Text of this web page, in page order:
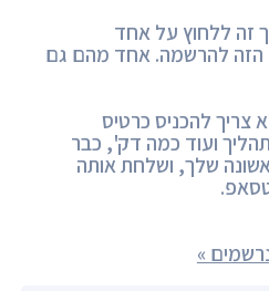
זה ללחוץ על אחד
הזה להרשמה. אחד מהם גם
צריך להכניס כרטיס
ועוד כמה דק', כבר
שלך, ושלחת אותה
»